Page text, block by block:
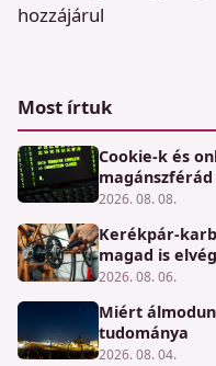
hozzájárul
Most írtuk
Cookie-k és
2026. 08. 08.
Kerékpár-
magad is
2026. 08. 06.
Miért
tudománya
2026. 08. 04.